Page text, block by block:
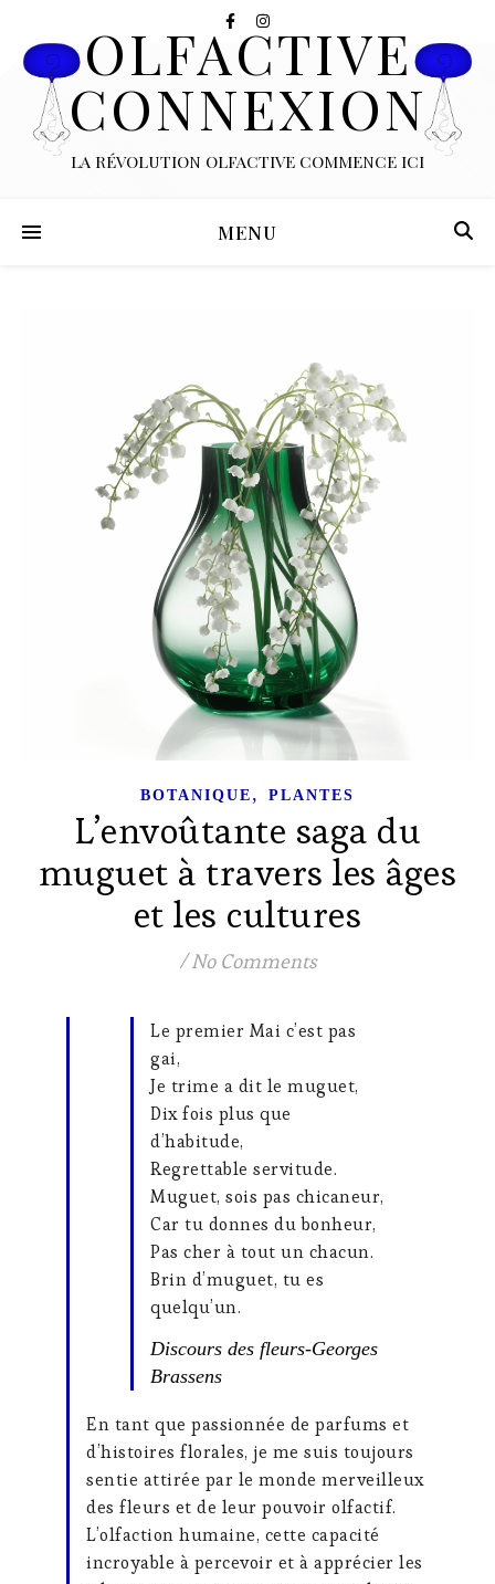
OLFACTIVE
CONNEXION
LA RÉVOLUTION OLFACTIVE COMMENCE ICI
MENU
BOTANIQUE , PLANTES
L’envoûtante saga du
muguet à travers les âges
et les cultures
/ No Comments
Le premier Mai c’est pas
gai,
Je trime a dit le muguet,
Dix fois plus que
d’habitude,
Regrettable servitude.
Muguet, sois pas chicaneur,
Car tu donnes du bonheur,
Pas cher à tout un chacun.
Brin d’muguet, tu es
quelqu’un.
Discours des fleurs-Georges
Brassens
En tant que passionnée de parfums et
d’histoires florales, je me suis toujours
sentie attirée par le monde merveilleux
des fleurs et de leur pouvoir olfactif.
L’olfaction humaine, cette capacité
incroyable à percevoir et à apprécier les